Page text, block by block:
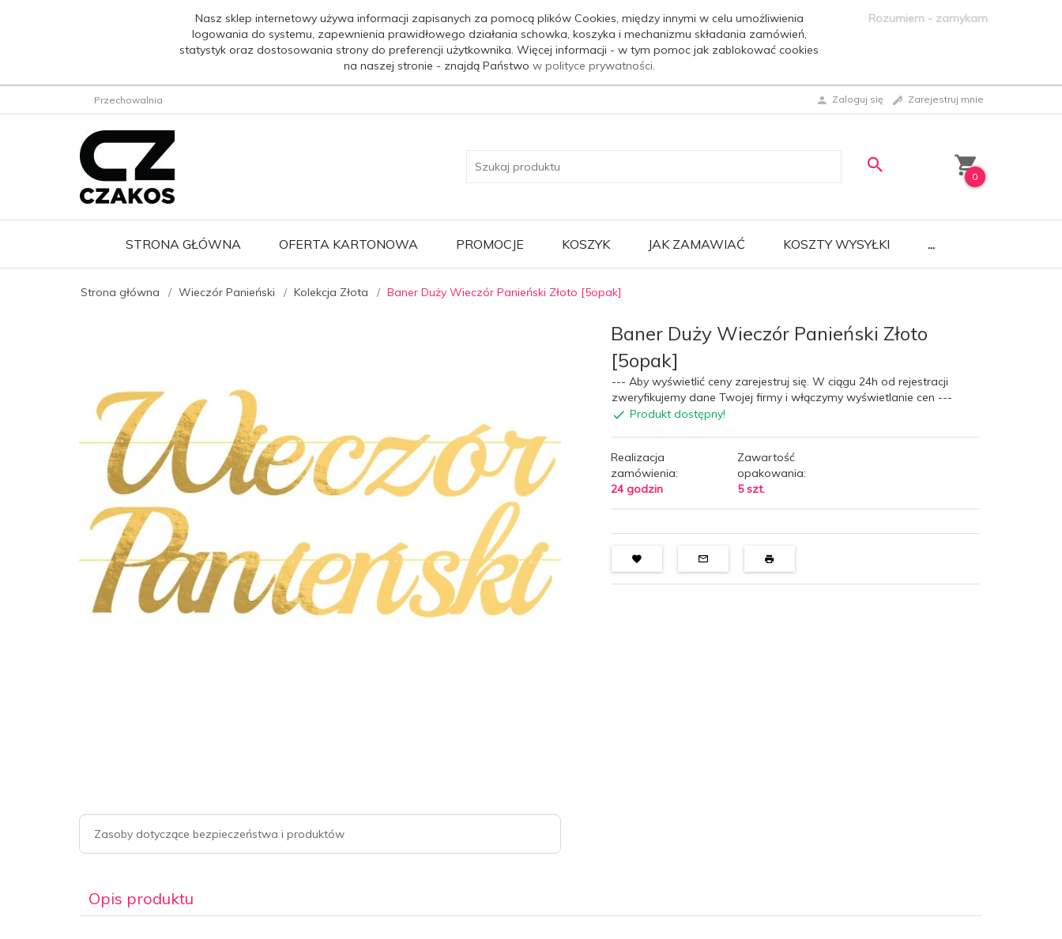
Nasz sklep internetowy używa informacji zapisanych za pomocą plików Cookies, między innymi w celu umożliwienia
logowania do systemu, zapewnienia prawidłowego działania schowka, koszyka i mechanizmu składania zamówień,
statystyk oraz dostosowania strony do preferencji użytkownika. Więcej informacji - w tym pomoc jak zablokować cookies
na naszej stronie - znajdą Państwo w polityce prywatności.
Rozumiem - zamykam
Przechowalnia Zaloguj się Zarejestruj mnie
0
STRONA GŁÓWNA OFERTA KARTONOWA PROMOCJE KOSZYK JAK ZAMAWIAĆ KOSZTY WYSYŁKI ...
Strona główna Wieczór Panieński Kolekcja Złota Baner Duży Wieczór Panieński Złoto [5opak]
Zasoby dotyczące bezpieczeństwa i produktów
Baner Duży Wieczór Panieński Złoto
[5opak]
--- Aby wyświetlić ceny zarejestruj się. W ciągu 24h od rejestracji
zweryfikujemy dane Twojej firmy i włączymy wyświetlanie cen ---
Produkt dostępny!
Realizacja
zamówienia:
24 godzin
Zawartość
opakowania:
5 szt.
Opis produktu